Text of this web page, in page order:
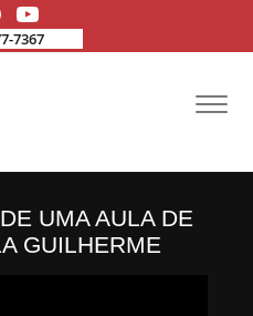
7367
UMA AULA DE
GUILHERME